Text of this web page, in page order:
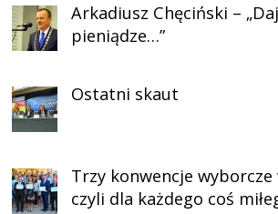
Arkadiusz Chęciński –
pieniądze…”
Ostatni skaut
Trzy konwencje wyborcze
czyli dla każdego coś